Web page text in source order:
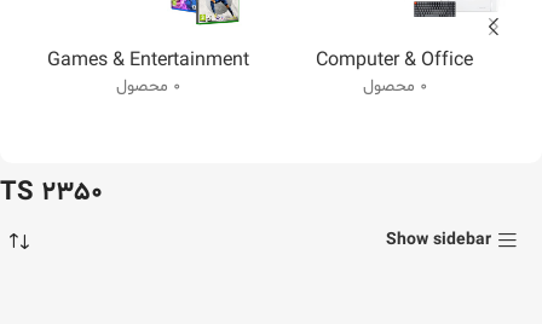
Computer & Office
0 محصول
Games & Entertainment
0 محصول
TS 2350
Show sidebar